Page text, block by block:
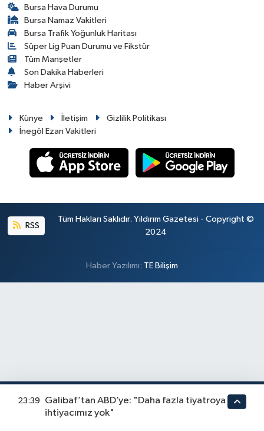
Bursa Hava Durumu
Bursa Namaz Vakitleri
Bursa Trafik Yoğunluk Haritası
Süper Lig Puan Durumu ve Fikstür
Tüm Manşetler
Son Dakika Haberleri
Haber Arşivi
Künye İletişim
Gizlilik Politikası
İnegöl Ezan Vakitleri
RSS
Tüm Hakları Saklıdır. Yıldırım Gazetesi - Copyright ©
2024
Haber Yazılımı: TE Bilişim
23:39
Galibaf’tan ABD’ye: "Daha fazla tiyatroya
ihtiyacımız yok"